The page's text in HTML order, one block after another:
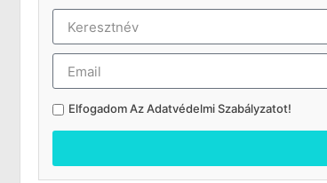
Elfogadom AzAdatvédelmi Szabályzatot!